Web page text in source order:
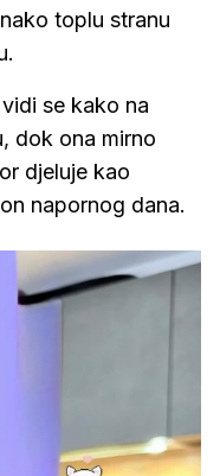
toplu stranu
se kako na
dok ona mirno
djeluje kao
napornog dana.